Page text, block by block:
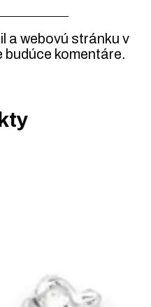
a webovú stránku v
budúce komentáre.